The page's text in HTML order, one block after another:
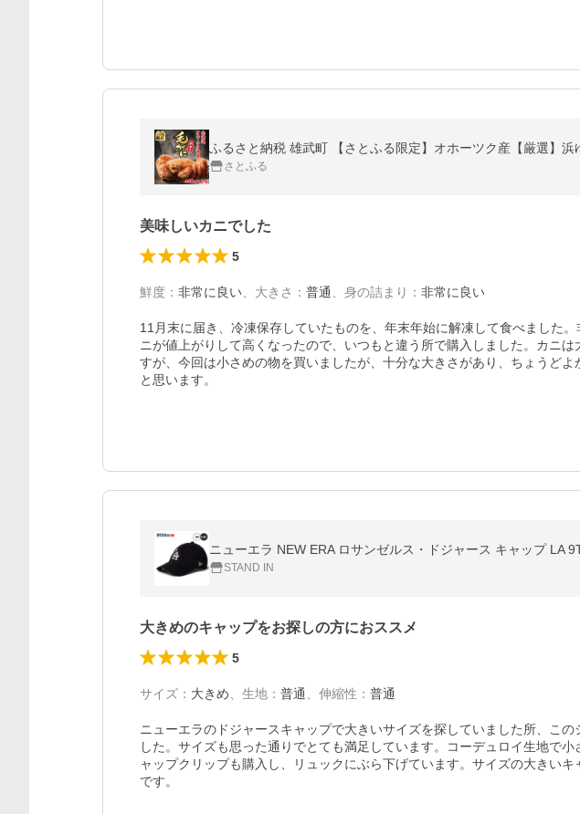
ふるさと納税 雄武町 【さとふる限定】オホーツク産【厳選】浜
さとふる
美味しいカニでした
5
鮮度 ： 非常に良い 大きさ ： 普通 身の詰まり ： 非常に良い
11月末に届き、冷凍保存していたものを、年末年始に解凍して食べました
ニが値上がりして高くなったので、いつもと違う所で購入しました。カニ
すが、今回は小さめの物を買いましたが、十分な大きさがあり、ちょうど
と思います。
ニューエラ NEW ERA ロサンゼルス・ドジャース キャップ LA
STAND IN
大きめのキャップをお探しの方におススメ
5
サイズ ： 大きめ 生地 ： 普通 伸縮性 ： 普通
ニューエラのドジャースキャップで大きいサイズを探していました所、この
した。サイズも思った通りでとても満足しています。コーデュロイ生地で
ャップクリップも購入し、リュックにぶら下げています。サイズの大きい
です。